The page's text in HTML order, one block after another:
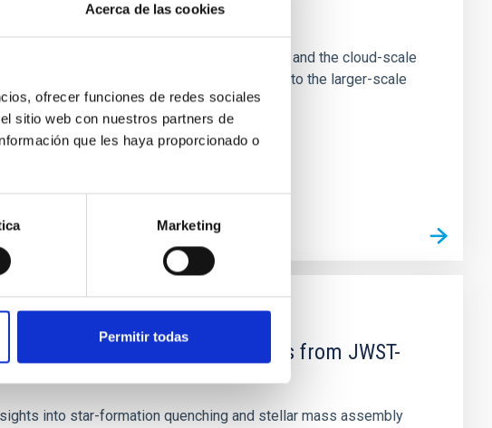
Acerca de las cookies
ofrecer funciones de redes sociales
sitio web con nuestros partners de
que les haya proporcionado o
Marketing
Permitir todas
Core Scales
orientation of star-forming dense cores and the cloud-scale
vectors appear random with respect to the larger-scale
, and Mg-abundance gradients from JWST-
into star-formation quenching and stellar mass assembly